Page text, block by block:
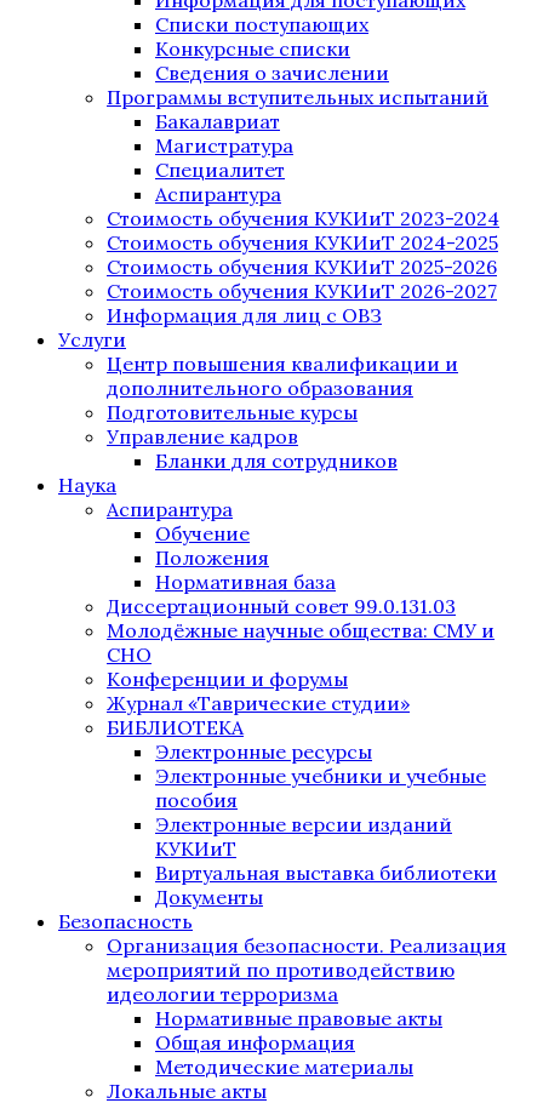
Списки поступающих
Конкурсные списки
Сведения о зачислении
Программы вступительных испытаний
Бакалавриат
Магистратура
Специалитет
Аспирантура
Стоимость обучения КУКИиТ 2023-2024
Стоимость обучения КУКИиТ 2024-2025
Стоимость обучения КУКИиТ 2025-2026
Стоимость обучения КУКИиТ 2026-2027
Информация для лиц с ОВЗ
Услуги
Центр повышения квалификации и
дополнительного образования
Подготовительные курсы
Управление кадров
Бланки для сотрудников
Наука
Аспирантура
Обучение
Положения
Нормативная база
Диссертационный совет 99.0.131.03
Молодёжные научные общества: СМУ и
СНО
Конференции и форумы
Журнал «Таврические студии»
БИБЛИОТЕКА
Электронные ресурсы
Электронные учебники и учебные
пособия
Электронные версии изданий
КУКИиТ
Виртуальная выставка библиотеки
Документы
Безопасность
Организация безопасности. Реализация
мероприятий по противодействию
идеологии терроризма
Нормативные правовые акты
Общая информация
Методические материалы
Локальные акты